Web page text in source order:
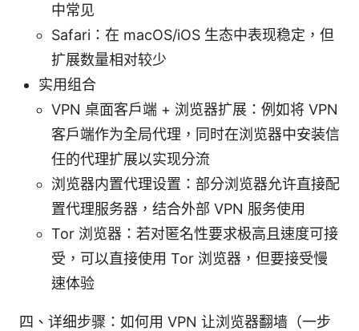
中常见
Safari：在 macOS/iOS 生态中表现稳定，但
扩展数量相对较少
实用组合
VPN 桌面客户端 + 浏览器扩展：例如将 VPN
客户端作为全局代理，同时在浏览器中安装信
任的代理扩展以实现分流
浏览器内置代理设置：部分浏览器允许直接配
置代理服务器，结合外部 VPN 服务使用
Tor 浏览器：若对匿名性要求极高且速度可接
受，可以直接使用 Tor 浏览器，但要接受慢
速体验
四、详细步骤：如何用 VPN 让浏览器翻墙（一步